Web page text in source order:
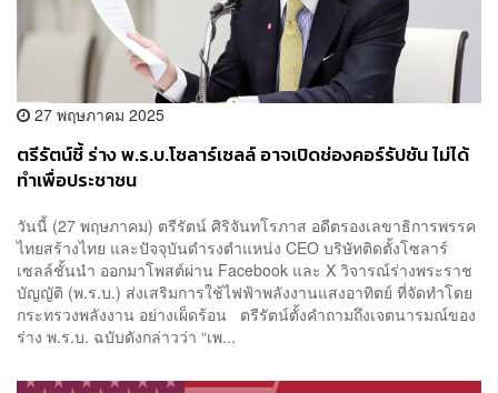
27 พฤษภาคม 2025
ตรีรัตน์ชี้ ร่าง พ.ร.บ.โซลาร์เซลล์ อาจเปิดช่องคอร์รัปชัน ไม่ได้
ทำเพื่อประชาชน
วันนี้ (27 พฤษภาคม) ตรีรัตน์ ศิริจันทโรภาส อดีตรองเลขาธิการพรรค
ไทยสร้างไทย และปัจจุบันดำรงตำแหน่ง CEO บริษัทติดตั้งโซลาร์
เซลล์ชั้นนำ ออกมาโพสต์ผ่าน Facebook และ X วิจารณ์ร่างพระราช
บัญญัติ (พ.ร.บ.) ส่งเสริมการใช้ไฟฟ้าพลังงานแสงอาทิตย์ ที่จัดทำโดย
กระทรวงพลังงาน อย่างเผ็ดร้อน ตรีรัตน์ตั้งคำถามถึงเจตนารมณ์ของ
ร่าง พ.ร.บ. ฉบับดังกล่าวว่า “เพ...